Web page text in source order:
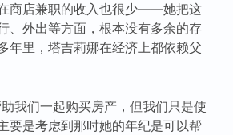
商店兼职的收入也很少——她把这
、外出等方面，根本没有多余的存
年里，塔吉莉娜在经济上都依赖父
我们一起购买房产，但我们只是使
要是考虑到那时她的年纪是可以帮